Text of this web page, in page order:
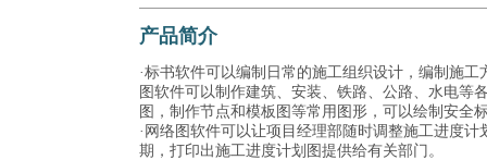
产品简介
·标书软件可以编制日常的施工组织设计，编制施工
图软件可以制作建筑、安装、铁路、公路、水电等
图，制作节点和模板图等常用图形，可以绘制安全
·网络图软件可以让项目经理部随时调整施工进度计
期，打印出施工进度计划图提供给有关部门。